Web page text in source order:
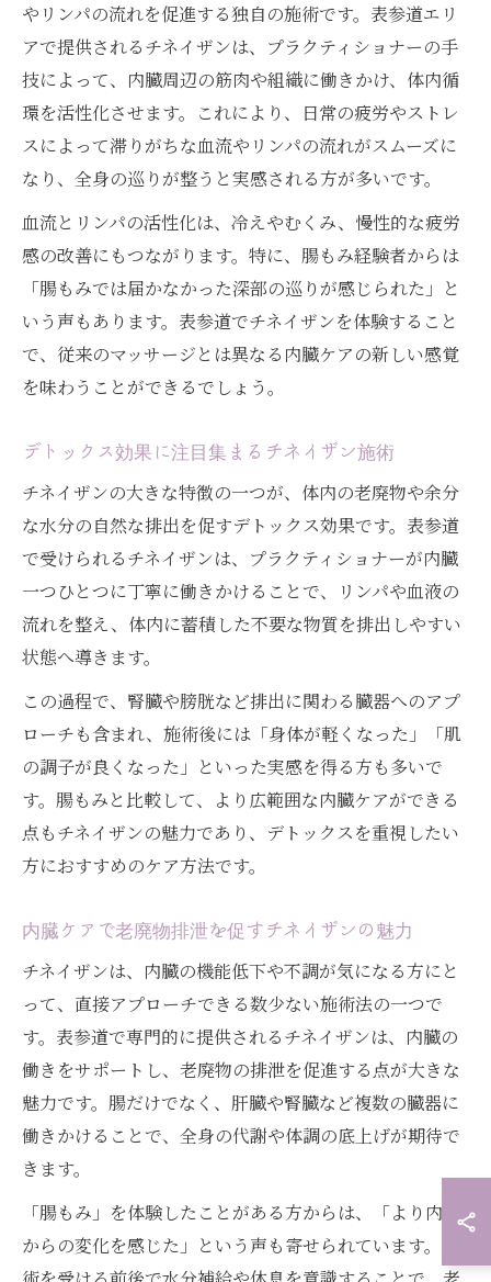
やリンパの流れを促進する独自の施術です。表参道エリ
アで提供されるチネイザンは、プラクティショナーの手
技によって、内臓周辺の筋肉や組織に働きかけ、体内循
環を活性化させます。これにより、日常の疲労やストレ
スによって滞りがちな血流やリンパの流れがスムーズに
なり、全身の巡りが整うと実感される方が多いです。
血流とリンパの活性化は、冷えやむくみ、慢性的な疲労
感の改善にもつながります。特に、腸もみ経験者からは
「腸もみでは届かなかった深部の巡りが感じられた」と
いう声もあります。表参道でチネイザンを体験すること
で、従来のマッサージとは異なる内臓ケアの新しい感覚
を味わうことができるでしょう。
デトックス効果に注目集まるチネイザン施術
チネイザンの大きな特徴の一つが、体内の老廃物や余分
な水分の自然な排出を促すデトックス効果です。表参道
で受けられるチネイザンは、プラクティショナーが内臓
一つひとつに丁寧に働きかけることで、リンパや血液の
流れを整え、体内に蓄積した不要な物質を排出しやすい
状態へ導きます。
この過程で、腎臓や膀胱など排出に関わる臓器へのアプ
ローチも含まれ、施術後には「身体が軽くなった」「肌
の調子が良くなった」といった実感を得る方も多いで
す。腸もみと比較して、より広範囲な内臓ケアができる
点もチネイザンの魅力であり、デトックスを重視したい
方におすすめのケア方法です。
内臓ケアで老廃物排泄を促すチネイザンの魅力
チネイザンは、内臓の機能低下や不調が気になる方にと
って、直接アプローチできる数少ない施術法の一つで
す。表参道で専門的に提供されるチネイザンは、内臓の
働きをサポートし、老廃物の排泄を促進する点が大きな
魅力です。腸だけでなく、肝臓や腎臓など複数の臓器に
働きかけることで、全身の代謝や体調の底上げが期待で
きます。
「腸もみ」を体験したことがある方からは、「より内側
からの変化を感じた」という声も寄せられています。施